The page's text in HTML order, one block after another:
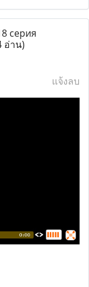
серия
อ่าน)
แจ้งลบ